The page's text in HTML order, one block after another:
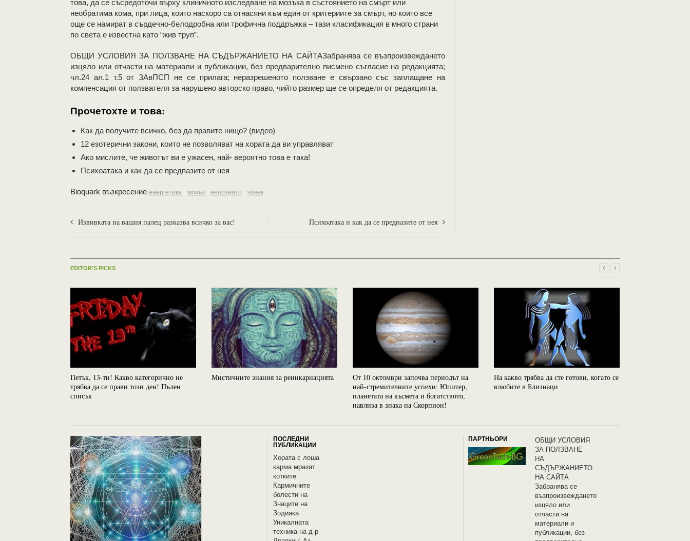
това, да се съсредоточи върху клиничното изследване на мозъка в състоянието на смърт или
необратима кома, при лица, които наскоро са отнасяни към един от критериите за смърт, но които все
още се намират в сърдечно-белодробна или трофична поддръжка – тази класификация в много страни
по света е известна като “жив труп”.
OБЩИ УСЛОВИЯ ЗА ПОЛЗВАНЕ НА СЪДЪРЖАНИЕТО НА САЙТАЗабранява се възпроизвеждането
изцяло или отчасти на материали и публикации, без предварително писмено съгласие на редакцията;
чл.24 ал.1 т.5 от ЗАвПСП не се прилага; неразрешеното ползване е свързано със заплащане на
компенсация от ползвателя за нарушено авторско право, чийто размер ще се определя от редакцията.
Прочетохте и това:
Как да получите всичко, без да правите нищо? (видео)
12 езотерични закони, които не позволяват на хората да ви управляват
Ако мислите, че животът ви е ужасен, най- вероятно това е така!
Психоатака и как да се предпазите от нея
Bioquark възкресение енергетика мозък непознато човек
Извивката на вашия палец разказва всичко за вас! Психоатака и как да се предпазите от нея
EDITOR'S PICKS
Петък, 13-ти! Какво категорично не
трябва да се прави този ден! Пълен
списък
Мистичните знания за реинкарнацията
От 10 октомври започва периодът на
най-стремителните успехи: Юпитер,
планетата на късмета и богатството,
навлиза в знака на Скорпион!
На какво трябва да сте готови, когато се
влюбите в Близнаци
ПОСЛЕДНИ
ПУБЛИКАЦИИ
Хората с лоша
карма мразят
котките
Кармичните
болести на
Знаците на
Зодиака
Уникалната
техника на д-р
ПАРТНЬОРИ
OБЩИ УСЛОВИЯ
ЗА ПОЛЗВАНЕ
НА
СЪДЪРЖАНИЕТО
НА САЙТА
Забранява се
възпроизвеждането
изцяло или
отчасти на
материали и
публикации, без